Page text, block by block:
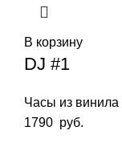
В корзину
DJ #1
Часы из винила
1790 руб.